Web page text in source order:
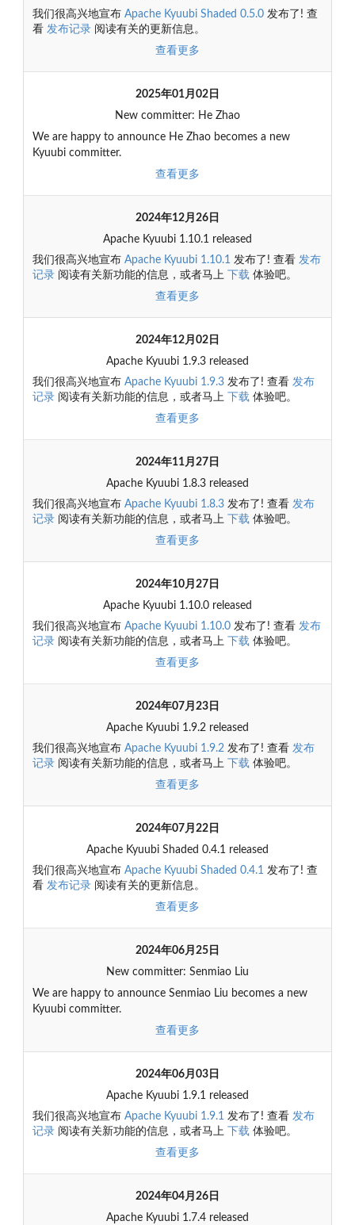
我们很高兴地宣布 Apache Kyuubi Shaded 0.5.0发布了! 查
看 发布记录阅读有关的更新信息。
查看更多
2025年01月02日
New committer: He Zhao
We are happy to announce He Zhao becomes a new
Kyuubi committer.
查看更多
2024年12月26日
Apache Kyuubi 1.10.1 released
我们很高兴地宣布 Apache Kyuubi 1.10.1 发布了! 查看 发布
记录阅读有关新功能的信息，或者马上 下载 体验吧。
查看更多
2024年12月02日
Apache Kyuubi 1.9.3 released
我们很高兴地宣布 Apache Kyuubi 1.9.3发布了! 查看 发布
记录阅读有关新功能的信息，或者马上 下载 体验吧。
查看更多
2024年11月27日
Apache Kyuubi 1.8.3 released
我们很高兴地宣布 Apache Kyuubi 1.8.3发布了! 查看 发布
记录阅读有关新功能的信息，或者马上 下载 体验吧。
查看更多
2024年10月27日
Apache Kyuubi 1.10.0 released
我们很高兴地宣布 Apache Kyuubi 1.10.0发布了! 查看 发布
记录阅读有关新功能的信息，或者马上 下载 体验吧。
查看更多
2024年07月23日
Apache Kyuubi 1.9.2 released
我们很高兴地宣布 Apache Kyuubi 1.9.2 发布了! 查看 发布
记录阅读有关新功能的信息，或者马上 下载 体验吧。
查看更多
2024年07月22日
Apache Kyuubi Shaded 0.4.1 released
我们很高兴地宣布 Apache Kyuubi Shaded 0.4.1
发布了! 查
看 发布记录阅读有关的更新信息。
查看更多
2024年06月25日
New committer: Senmiao Liu
We are happy to announce Senmiao Liu becomes a new
Kyuubi committer.
查看更多
2024年06月03日
Apache Kyuubi 1.9.1 released
我们很高兴地宣布 Apache Kyuubi 1.9.1 发布了! 查看 发布
记录阅读有关新功能的信息，或者马上 下载 体验吧。
查看更多
2024年04月26日
Apache Kyuubi 1.7.4 released